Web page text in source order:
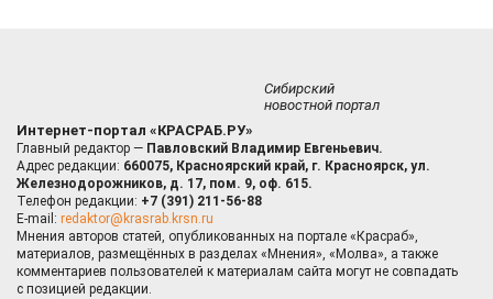
Сибирский
новостной портал
Интернет-портал «КРАСРАБ.РУ»
Главный редактор — Павловский Владимир Евгеньевич.
Адрес редакции: 660075, Красноярский край, г. Красноярск, ул.
Железнодорожников, д. 17, пом. 9, оф. 615.
Телефон редакции: +7 (391) 211-56-88
E-mail: redaktor@krasrab.krsn.ru
Мнения авторов статей, опубликованных на портале «Красраб»,
материалов, размещённых в разделах «Мнения», «Молва», а также
комментариев пользователей к материалам сайта могут не совпадать
с позицией редакции.